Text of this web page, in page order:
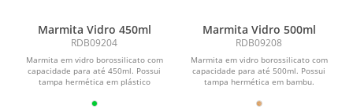
Marmita Vidro 450ml
RDB09204
Marmita em vidro borossilicato com
capacidade para até 450ml. Possui
tampa hermética em plástico
Marmita Vidro 500ml
RDB09208
Marmita em vidro borossilicato com
capacidade para até 500ml. Possui
tampa hermética em bambu.